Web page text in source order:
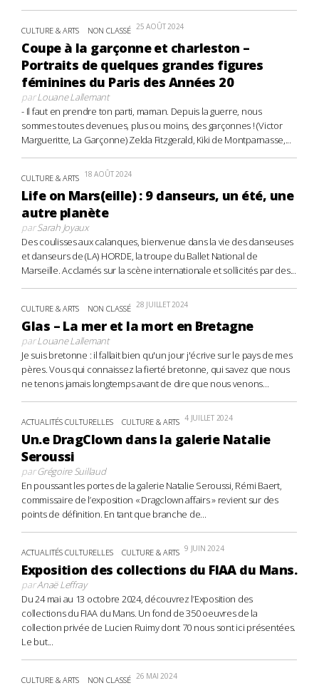
CULTURE & ARTS NON CLASSÉ 25 AOÛT 2024
Coupe à la garçonne et charleston –
Portraits de quelques grandes figures
féminines du Paris des Années 20
parLouane Lallemant
- Il faut en prendre ton parti, maman. Depuis la guerre, nous
sommes toutes devenues, plus ou moins, des garçonnes ! (Victor
Margueritte, La Garçonne) Zelda Fitzgerald, Kiki de Montparnasse,...
CULTURE & ARTS 18 AOÛT 2024
Life on Mars(eille) : 9 danseurs, un été, une
autre planète
parSarah Joyaux
Des coulisses aux calanques, bienvenue dans la vie des danseuses
et danseurs de (LA) HORDE, la troupe du Ballet National de
Marseille. Acclamés sur la scène internationale et sollicités par des...
CULTURE & ARTS NON CLASSÉ 28 JUILLET 2024
Glas – La mer et la mort en Bretagne
parLouane Lallemant
Je suis bretonne : il fallait bien qu'un jour j'écrive sur le pays de mes
pères. Vous qui connaissez la fierté bretonne, qui savez que nous
ne tenons jamais longtemps avant de dire que nous venons...
ACTUALITÉS CULTURELLES CULTURE & ARTS 4 JUILLET 2024
Un.e DragClown dans la galerie Natalie
Seroussi
parGrégoire Suillaud
En poussant les portes de la galerie Natalie Seroussi, Rémi Baert,
commissaire de l’exposition « Dragclown affairs » revient sur des
points de définition. En tant que branche de...
ACTUALITÉS CULTURELLES CULTURE & ARTS 9 JUIN 2024
Exposition des collections du FIAA du Mans.
parAnaë Leffray
Du 24 mai au 13 octobre 2024, découvrez l’Exposition des
collections du FIAA du Mans. Un fond de 350 oeuvres de la
collection privée de Lucien Ruimy dont 70 nous sont ici présentées.
Le but...
CULTURE & ARTS NON CLASSÉ 26 MAI 2024